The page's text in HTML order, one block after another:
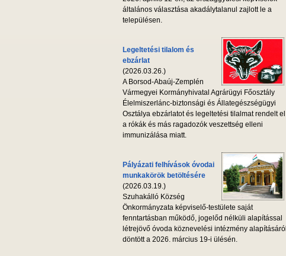
általános választása akadálytalanul zajlott le a
településen.
Legeltetési tilalom és
ebzárlat
(2026.03.26.)
A Borsod-Abaúj-Zemplén
Vármegyei Kormányhivatal Agrárügyi Főosztály
Élelmiszerlánc-biztonsági és Állategészségügyi
Osztálya ebzárlatot és legeltetési tilalmat rendelt el
a rókák és más ragadozók veszettség elleni
immunizálása miatt.
Pályázati felhívások óvodai
munkakörök betöltésére
(2026.03.19.)
Szuhakálló Község
Önkormányzata képviselő-testülete saját
fenntartásban működő, jogelőd nélküli alapítással
létrejövő óvoda köznevelési intézmény alapításáról
döntött a 2026. március 19-i ülésén.